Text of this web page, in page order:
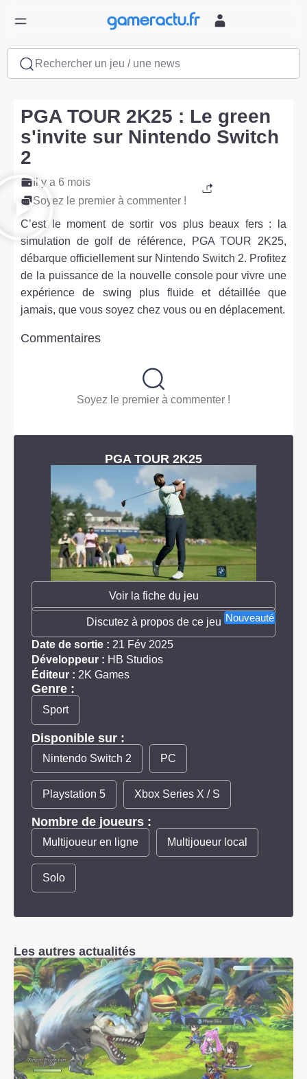
Rechercher un jeu / une news
PGA TOUR 2K25 : Le green
s'invite sur Nintendo Switch
2
Il y a 6 mois
Soyez le premier à commenter !
C’est le moment de sortir vos plus beaux fers : la
simulation de golf de référence, PGA TOUR 2K25,
débarque officiellement sur Nintendo Switch 2. Profitez
de la puissance de la nouvelle console pour vivre une
expérience de swing plus fluide et détaillée que
jamais, que vous soyez chez vous ou en déplacement.
Commentaires
Soyez le premier à commenter !
PGA TOUR 2K25
Voir la fiche du jeu
Nouveauté
Discutez à propos de ce jeu
Date de sortie : 21 Fév 2025
Développeur : HB Studios
Éditeur : 2K Games
Genre :
Sport
Disponible sur :
Nintendo Switch 2 PC
Playstation 5 Xbox Series X / S
Nombre de joueurs :
Multijoueur en ligne Multijoueur local
Solo
Les autres actualités